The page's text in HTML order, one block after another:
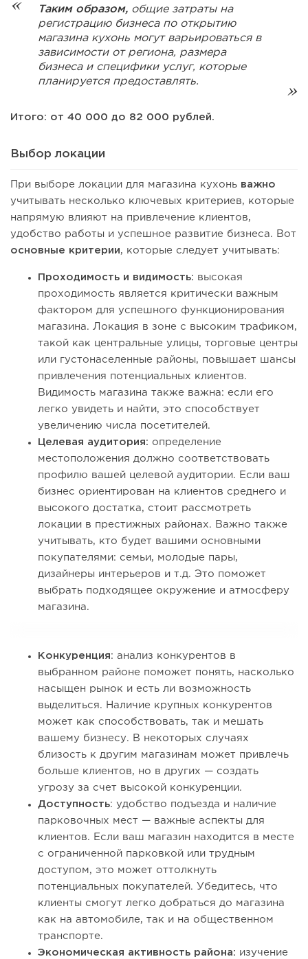
Таким образом, общие затраты на
регистрацию бизнеса по открытию
магазина кухонь могут варьироваться в
зависимости от региона, размера
бизнеса и специфики услуг, которые
планируется предоставлять.
Итого: от 40 000 до 82 000 рублей.
Выбор локации
При выборе локации для магазина кухонь важно
учитывать несколько ключевых критериев, которые
напрямую влияют на привлечение клиентов,
удобство работы и успешное развитие бизнеса. Вот
основные критерии, которые следует учитывать:
Проходимость и видимость: высокая
проходимость является критически важным
фактором для успешного функционирования
магазина. Локация в зоне с высоким трафиком,
такой как центральные улицы, торговые центры
или густонаселенные районы, повышает шансы
привлечения потенциальных клиентов.
Видимость магазина также важна: если его
легко увидеть и найти, это способствует
увеличению числа посетителей.
Целевая аудитория: определение
местоположения должно соответствовать
профилю вашей целевой аудитории. Если ваш
бизнес ориентирован на клиентов среднего и
высокого достатка, стоит рассмотреть
локации в престижных районах. Важно также
учитывать, кто будет вашими основными
покупателями: семьи, молодые пары,
дизайнеры интерьеров и т.д. Это поможет
выбрать подходящее окружение и атмосферу
магазина.
Конкуренция: анализ конкурентов в
выбранном районе поможет понять, насколько
насыщен рынок и есть ли возможность
выделиться. Наличие крупных конкурентов
может как способствовать, так и мешать
вашему бизнесу. В некоторых случаях
близость к другим магазинам может привлечь
больше клиентов, но в других — создать
угрозу за счет высокой конкуренции.
Доступность: удобство подъезда и наличие
парковочных мест — важные аспекты для
клиентов. Если ваш магазин находится в месте
с ограниченной парковкой или трудным
доступом, это может оттолкнуть
потенциальных покупателей. Убедитесь, что
клиенты смогут легко добраться до магазина
как на автомобиле, так и на общественном
транспорте.
Экономическая активность района: изучение